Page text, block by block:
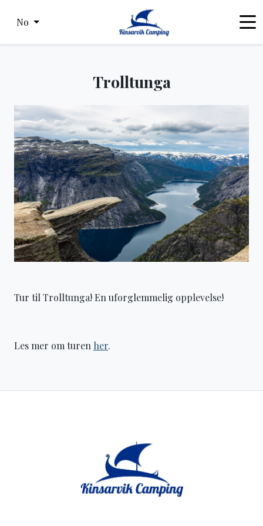
No
Trolltunga
Tur til Trolltunga! En uforglemmelig opplevelse!
Les mer om turen her.